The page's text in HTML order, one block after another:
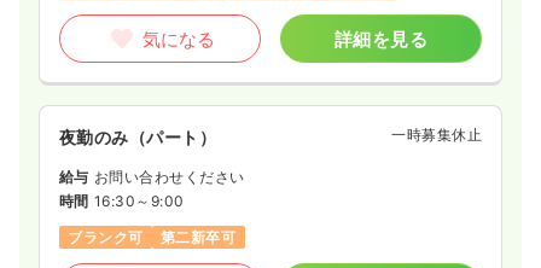
気になる 詳細を見る
夜勤のみ（パート） 一時募集休止
給与 お問い合わせください
時間 16:30～9:00
ブランク可
第二新卒可